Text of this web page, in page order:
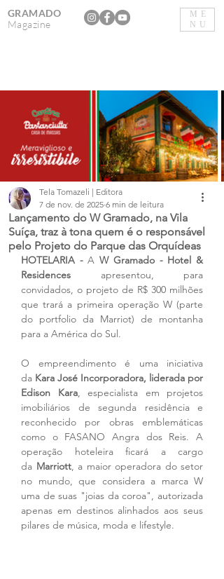
ME
NU
GRAMADO
Magazine
Lançamento do W Gramado, na Vila
Suíça, traz à tona quem é o responsável
pelo Projeto do Parque das Orquídeas
Tela Tomazeli | Editora
7 de nov. de 2025 6 min de leitura
HOTELARIA - A W Gramado - Hotel &
Residences apresentou, para
convidados, o projeto de R$ 300 milhões
que trará a primeira operação W (parte
do portfolio da Marriot) de montanha
para a América do Sul.
O empreendimento é uma iniciativa
da Kara José Incorporadora, liderada por
Edison Kara, especialista em projetos
imobiliários de segunda residência e
reconhecido por obras emblemáticas
como o FASANO Angra dos Reis. A
operação hoteleira ficará a cargo
da Marriott, a maior operadora do setor
no mundo, que considera a marca W
uma de suas "joias da coroa", autorizada
apenas em destinos alinhados aos seus
pilares de música, moda e lifestyle.